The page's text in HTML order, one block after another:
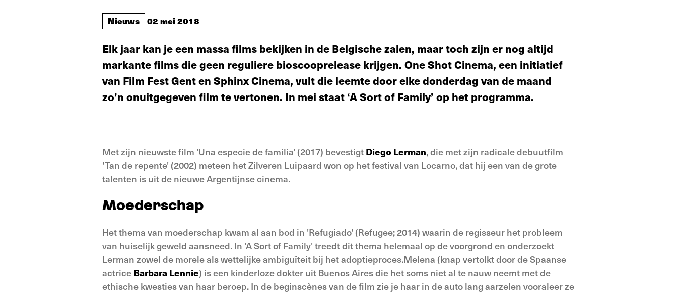
Nieuws 02 mei 2018
Elk jaar kan je een massa films bekijken in de Belgische zalen, maar toch zijn er nog altijd
markante films die geen reguliere bioscooprelease krijgen. One Shot Cinema, een initiatief
van Film Fest Gent en Sphinx Cinema, vult die leemte door elke donderdag van de maand
zo’n onuitgegeven film te vertonen. In mei staat ‘A Sort of Family’ op het programma.
Met zijn nieuwste film 'Una especie de familia' (2017) bevestigt Diego Lerman, die met zijn radicale debuutfilm
'Tan de repente' (2002) meteen het Zilveren Luipaard won op het festival van Locarno, dat hij een van de grote
talenten is uit de nieuwe Argentijnse cinema.
Moederschap
Het thema van moederschap kwam al aan bod in 'Refugiado' (Refugee; 2014) waarin de regisseur het probleem
van huiselijk geweld aansneed. In 'A Sort of Family' treedt dit thema helemaal op de voorgrond en onderzoekt
Lerman zowel de morele als wettelijke ambiguïteit bij het adoptieproces.Melena (knap vertolkt door de Spaanse
actrice Barbara Lennie) is een kinderloze dokter uit Buenos Aires die het soms niet al te nauw neemt met de
ethische kwesties van haar beroep. In de beginscènes van de film zie je haar in de auto lang aarzelen vooraleer ze